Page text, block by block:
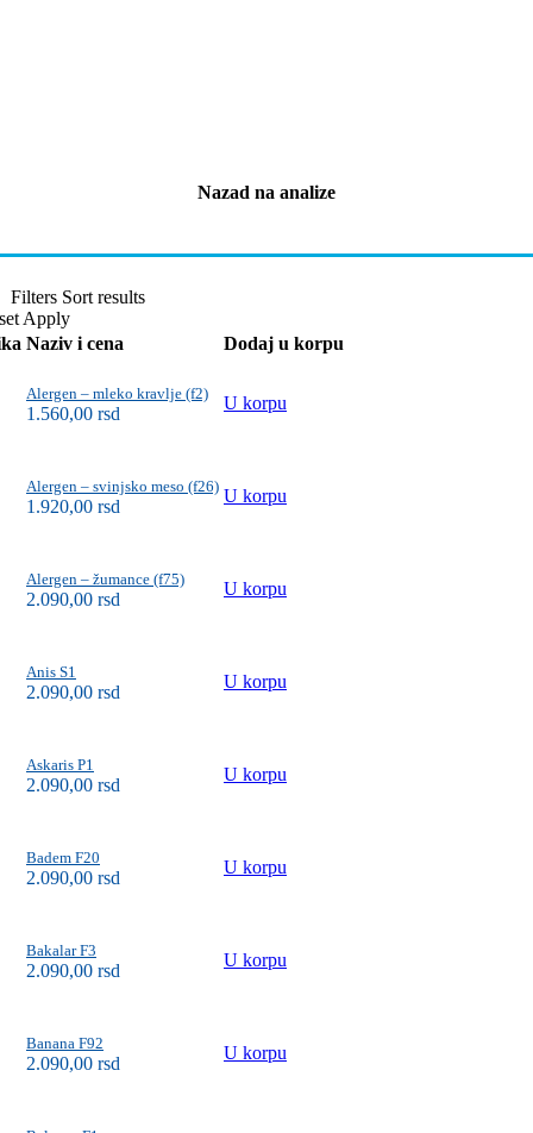
Nazad na analize
Filters Sort results
Apply
Naziv i cena Dodaj u korpu
Alergen – mleko kravlje (f2)
1.560,00 rsd
U korpu
Alergen – svinjsko meso (f26)
1.920,00 rsd
U korpu
Alergen – žumance (f75)
2.090,00 rsd
U korpu
Anis S1
2.090,00 rsd
U korpu
Askaris P1
2.090,00 rsd
U korpu
Badem F20
2.090,00 rsd
U korpu
Bakalar F3
2.090,00 rsd
U korpu
Banana F92
2.090,00 rsd
U korpu